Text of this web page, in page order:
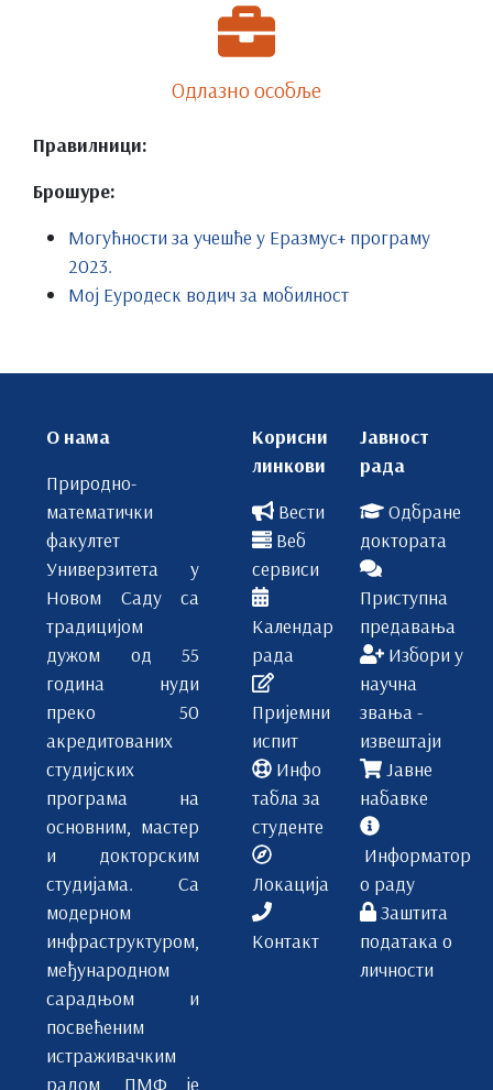
Одлазно особље
Правилници:
Брошуре:
Могућности за учешће у Еразмус+ програму
2023.
Мој Еуродеск водич за мобилност
О нама
Природно-
математички
факултет
Универзитета у
Новом Саду са
традицијом
дужом од 55
година нуди
преко 50
акредитованих
студијских
програма на
основним, мастер
и докторским
студијама. Са
модерном
инфраструктуром,
међународном
сарадњом и
посвећеним
истраживачким
радом, ПМФ је
Корисни
линкови
Вести
Веб
сервиси
Календар
рада
Пријемни
испит
Инфо
табла за
студенте
Локација
Контакт
Јавност
рада
Одбране
доктората
Приступна
предавања
Избори у
научна
звања -
извештаји
Јавне
набавке
Информатор
о раду
Заштита
података о
личности